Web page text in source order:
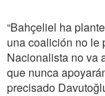
“Bahçeliel ha
una coalición no le
Nacionalista no va
que nunca
precisado